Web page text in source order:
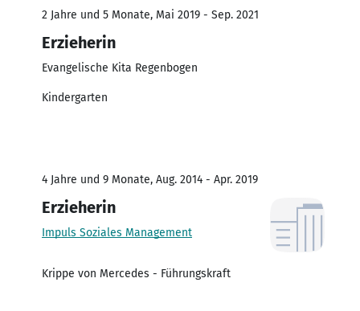
2 Jahre und 5 Monate, Mai 2019 - Sep. 2021
Erzieherin
Evangelische Kita Regenbogen
Kindergarten
4 Jahre und 9 Monate, Aug. 2014 - Apr. 2019
Erzieherin
Impuls Soziales Management
Krippe von Mercedes - Führungskraft